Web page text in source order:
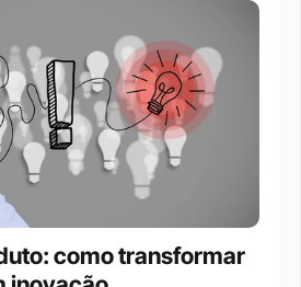
como transformar